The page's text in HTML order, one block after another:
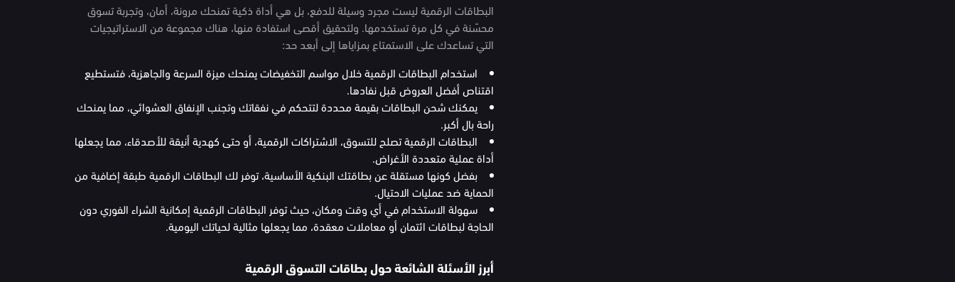
البطاقات الرقمية ليست مجرد وسيلة للدفع، بل هي أداة ذكية تمنحك مرونة، أمان، وتجربة تسوق
محسّنة في كل مرة تستخدمها. ولتحقيق أقصى استفادة منها، هناك مجموعة من الاستراتيجيات
التي تساعدك على الاستمتاع بمزاياها إلى أبعد حد:
استخدام البطاقات الرقمية خلال مواسم التخفيضات يمنحك ميزة السرعة والجاهزية، فتستطيع
اقتناص أفضل العروض قبل نفادها.
يمكنك شحن البطاقات بقيمة محددة لتتحكم في نفقاتك وتجنب الإنفاق العشوائي، مما يمنحك
راحة بال أكبر.
البطاقات الرقمية تصلح للتسوق، الاشتراكات الرقمية، أو حتى كهدية أنيقة للأصدقاء، مما يجعلها
أداة عملية متعددة الأغراض.
بفضل كونها مستقلة عن بطاقتك البنكية الأساسية، توفر لك البطاقات الرقمية طبقة إضافية من
الحماية ضد عمليات الاحتيال.
سهولة الاستخدام في أي وقت ومكان، حيث توفر البطاقات الرقمية إمكانية الشراء الفوري دون
الحاجة لبطاقات ائتمان أو معاملات معقدة، مما يجعلها مثالية لحياتك اليومية.
أبرز الأسئلة الشائعة حول بطاقات التسوق الرقمية